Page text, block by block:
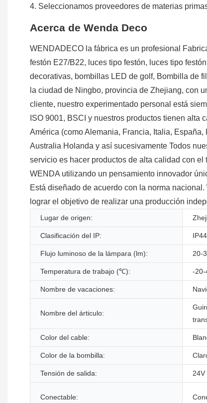
4. Seleccionamos proveedores de materias
Acerca de Wenda Deco
WENDADECO la fábrica es un profesional
festón E27/B22, luces tipo festón, luces tipo
decorativas, bombillas LED de golf, Bombilla de
la ciudad de Ningbo, provincia de Zhejiang, con
cliente, nuestro experimentado personal está
ISO 9001, BSCI y nuestros productos tienen
América (como Alemania, Francia, Italia,
Australia Holanda y así sucesivamente Todos
servicio es hacer productos de alta calidad con
WENDA utilizando un pensamiento innovador
Está diseñado de acuerdo con la norma
lograr el objetivo de realizar una producción
Lugar de origen:
Clasificación del IP:
Flujo luminoso de la lámpara (lm): 20-
Temperatura de trabajo (℃): -20-
Nombre de vacaciones:
Nombre del árticulo:
Color del cable:
Color de la bombilla:
Tensión de salida: 24V
Conectable: